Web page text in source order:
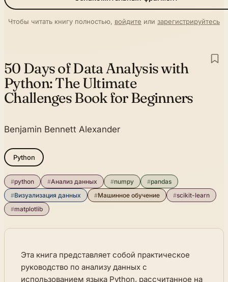
Чтобы читать книгу полностью, войдите или зарегистрируйтесь
50 Days of Data Analysis with
Python:The Ultimate
Challenges Book for Beginners
Benjamin Bennett Alexander
Python
#python #Анализ данных #numpy #pandas
#Визуализация данных #Машинное обучение #scikit-learn
#matplotlib
Эта книга представляет собой практическое
руководство по анализу данных с
использованием языка Python, рассчитанное на